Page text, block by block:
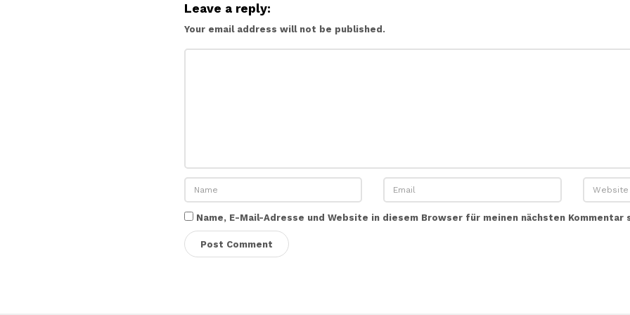
Leave a reply:
Your email address will not be published.
Name, E-Mail-Adresse und Website in diesem Browser für meinen nächsten Kommentar